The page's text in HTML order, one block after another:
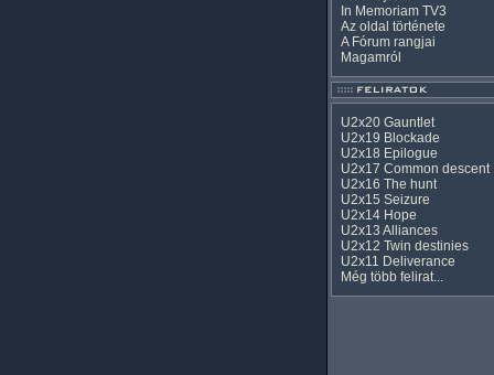
In Memoriam TV3
Az oldal története
A Fórum rangjai
Magamról
U2x20 Gauntlet
U2x19 Blockade
U2x18 Epilogue
U2x17 Common descent
U2x16 The hunt
U2x15 Seizure
U2x14 Hope
U2x13 Alliances
U2x12 Twin destinies
U2x11 Deliverance
Még több felirat...